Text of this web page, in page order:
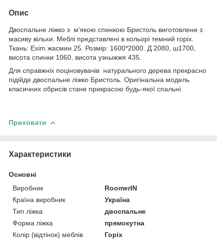
Опис
Двоспальне ліжко з м'якою спинкою Бристоль виготовлене з
масиву вільхи. Меблі представлені в кольорі темний горіх.
Ткань: Exim жасмин 25. Розмір: 1600*2000. Д 2080, ш1700,
висота спинки 1060, висота узныжжя 435.
Для справжніх поціновувачів натурального дерева прекрасно
підійде двоспальне ліжко Бристоль. Оригінальна модель
класичних обрисів стане прикрасою будь-якої спальні.
Приховати
Характеристики
Основні
Виробник
RoomerIN
Країна виробник
Україна
Тип ліжка
двоспальне
Форма ліжка
прямокутна
Колір (відтінок) меблів
Горіх